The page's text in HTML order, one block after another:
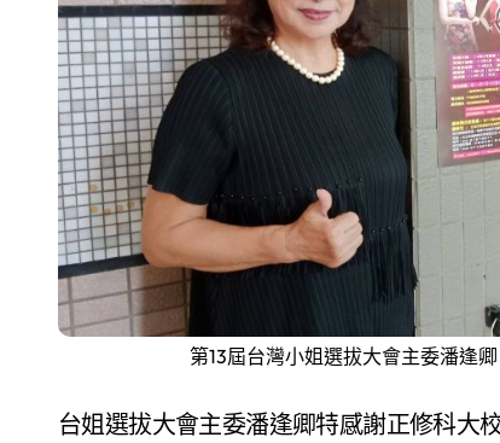
第13屆台灣小姐選拔大會主委潘逢
台姐選拔大會主委潘逢卿特感謝正修科大